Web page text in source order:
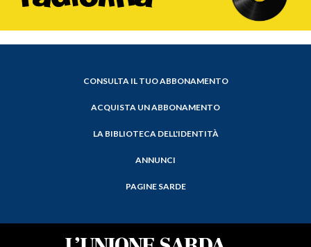
CONSULTA IL TUO ABBONAMENTO
ACQUISTA UN ABBONAMENTO
LA BIBLIOTECA DELL'IDENTITÀ
ANNUNCI
PAGINE SARDE